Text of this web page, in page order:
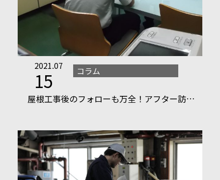
2021.07
15 コラム
屋根工事後のフォローも万全！アフター訪…